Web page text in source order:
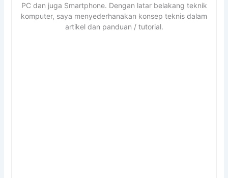
PC dan juga Smartphone. Dengan latar belakang teknik
komputer, saya menyederhanakan konsep teknis dalam
artikel dan panduan / tutorial.